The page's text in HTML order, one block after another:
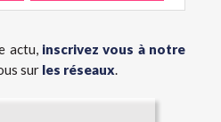
actu, inscrivez vous à notre
sur les réseaux